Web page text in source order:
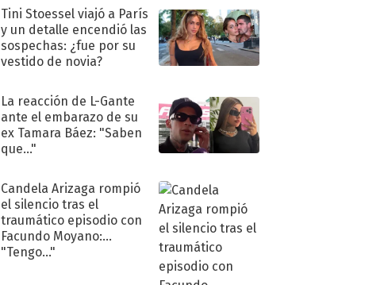
Tini Stoessel viajó a París
y un detalle encendió las
sospechas: ¿fue por su
vestido de novia?
La reacción de L-Gante
ante el embarazo de su
ex Tamara Báez: "Saben
que..."
Candela Arizaga rompió
el silencio tras el
traumático episodio con
Facundo Moyano:
"Tengo..."